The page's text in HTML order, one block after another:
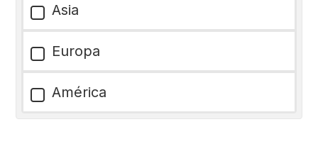
Asia
Europa
América